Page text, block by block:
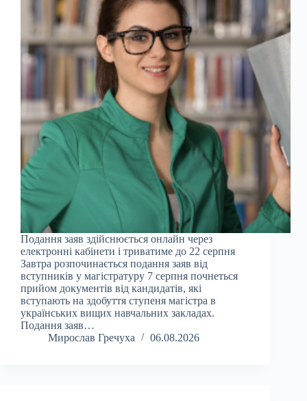
Подання заяв здійснюється онлайн через
електронні кабінети і триватиме до 22 серпня
Завтра розпочинається подання заяв від
вступників у магістратуру 7 серпня почнеться
прийом документів від кандидатів, які
вступають на здобуття ступеня магістра в
українських вищих навчальних закладах.
Подання заяв…
Мирослав Гречуха
06.08.2026